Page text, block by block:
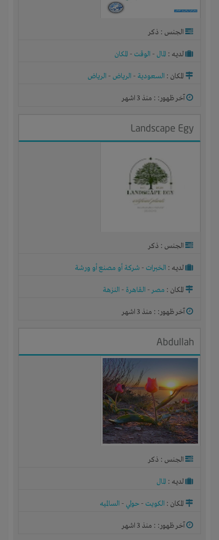
الجنس : ذكر
لديـه : المال - الوقت - المكان
المكان : السعودية - الرياض - الرياض
آخر ظهور: : منذ 3 اشهر
Landscape Egy
الجنس : ذكر
لديـه : الخبرات - شركة أو مصنع أو ورشة
المكان : مصر- القاهرة - النزهة
آخر ظهور: : منذ 3 اشهر
Abdullah
الجنس : ذكر
لديـه : المال
المكان : الكويت - حولي - السالميه
آخر ظهور: : منذ 3 اشهر